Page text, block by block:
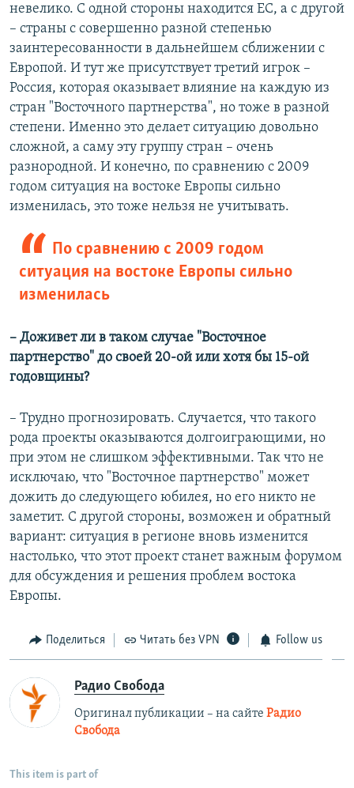
невелико. С одной стороны находится ЕС, а с другой
– страны с совершенно разной степенью
заинтересованности в дальнейшем сближении с
Европой. И тут же присутствует третий игрок –
Россия, которая оказывает влияние на каждую из
стран "Восточного партнерства", но тоже в разной
степени. Именно это делает ситуацию довольно
сложной, а саму эту группу стран – очень
разнородной. И конечно, по сравнению с 2009
годом ситуация на востоке Европы сильно
изменилась, это тоже нельзя не учитывать.
По сравнению с 2009 годом
ситуация на востоке Европы сильно
изменилась
– Доживет ли в таком случае "Восточное
партнерство" до своей 20-ой или хотя бы 15-ой
годовщины?
– Трудно прогнозировать. Случается, что такого
рода проекты оказываются долгоиграющими, но
при этом не слишком эффективными. Так что не
исключаю, что "Восточное партнерство" может
дожить до следующего юбилея, но его никто не
заметит. С другой стороны, возможен и обратный
вариант: ситуация в регионе вновь изменится
настолько, что этот проект станет важным форумом
для обсуждения и решения проблем востока
Европы.
Поделиться Читать без VPN Follow us
Радио Свобода
Оригинал публикации – на сайте Радио
Свобода
This item is part of